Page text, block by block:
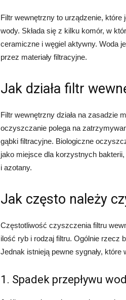
Filtr wewnętrzny to urządzenie,
wody. Składa się z kilku komór, w
ceramiczne i węgiel aktywny. Woda
przez materiały filtracyjne.
Jak działa filtr
Filtr wewnętrzny działa na zasadzie
oczyszczanie polega na
gąbki filtracyjne. Biologiczne
jako miejsce dla korzystnych
i azotany.
Jak często należy
Częstotliwość czyszczenia filtru
ilość ryb i rodzaj filtru. Ogólnie rzecz
Jednak istnieją pewne sygnały,
1. Spadek przepływu